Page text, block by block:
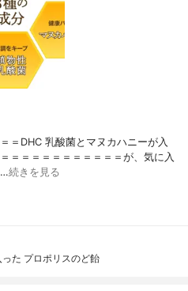
＝DHC 乳酸菌とマヌカハニーが入
＝＝＝＝＝＝＝＝＝＝＝が、気に入
…続きを見る
た プロポリスのど飴